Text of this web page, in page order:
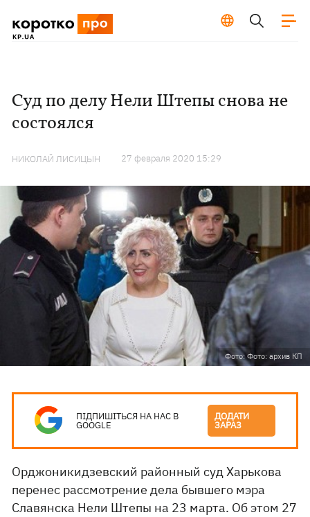
Суд по делу Нели Штепы снова не
состоялся
НИКОЛАЙ ЛИСИЦЫН 27 февраля 2020 15:29
Фото: Фото: архив КП
ПІДПИШІТЬСЯ НА НАС В
GOOGLE
ДОДАТИ
ЗАРАЗ
Орджоникидзевский районный суд Харькова
перенес рассмотрение дела бывшего мэра
Славянска Нели Штепы на 23 марта. Об этом 27